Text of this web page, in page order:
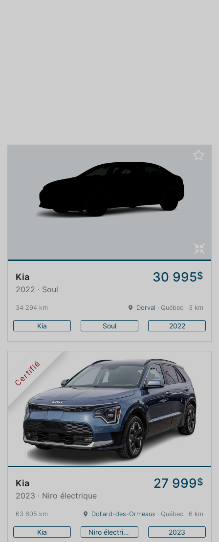
Kia 30 995$
2022 · Soul
34 294 km Dorval · Québec · 3 km
Kia Soul 2022
Certifié
Kia 27 999$
2023 · Niro électrique
63 605 km Dollard-des-Ormeaux · Québec · 6 km
Kia Niro électrique 2023